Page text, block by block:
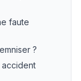
faute
?
accident